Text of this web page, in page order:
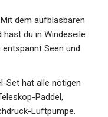
Mit dem aufblasbaren
hast du in Windeseile
Seen und
Set hat alle nötigen
Paddel,
Luftpumpe.